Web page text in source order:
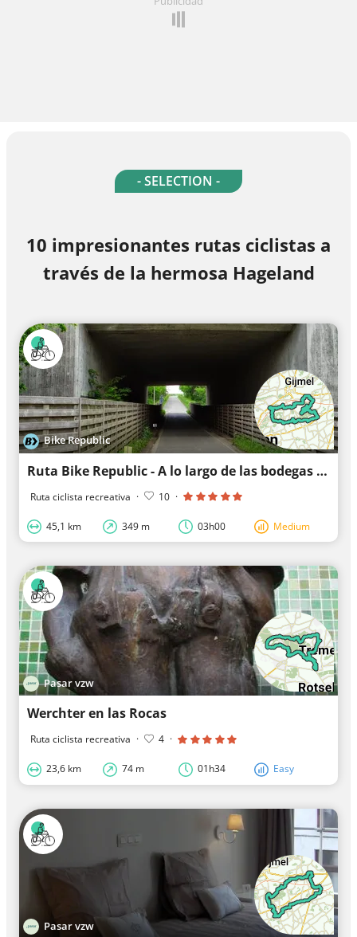
- SELECTION -
10 impresionantes rutas ciclistas a
través de la hermosa Hageland
Bike Republic
Ruta Bike Republic - A lo largo de las bodegas de vino de Brabante Flamenco
Ruta ciclista recreativa · 10 ·
45,1 km 349 m 03h00 Medium
Pasar vzw
Werchter en las Rocas
Ruta ciclista recreativa · 4 ·
23,6 km 74 m 01h34 Easy
Pasar vzw